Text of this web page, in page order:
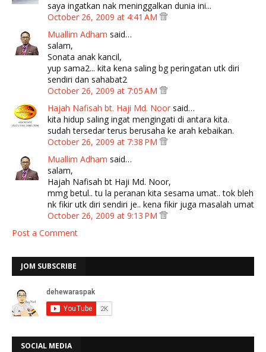
saya ingatkan nak meninggalkan dunia ini...
October 26, 2009 at 4:41 AM
Muallim Adham said…
salam,
Sonata anak kancil,
yup sama2... kita kena saling bg peringatan utk diri
sendiri dan sahabat2
October 26, 2009 at 7:05 AM
Hajah Nafisah bt. Haji Md. Noor said…
kita hidup saling ingat mengingati di antara kita.
sudah tersedar terus berusaha ke arah kebaikan.
October 26, 2009 at 7:38 PM
Muallim Adham said…
salam,
Hajah Nafisah bt Haji Md. Noor,
mmg betul.. tu la peranan kita sesama umat.. tok bleh
nk fikir utk diri sendiri je.. kena fikir juga masalah umat
October 26, 2009 at 9:13 PM
Post a Comment
JOM SUBSCRIBE
SOCIAL MEDIA